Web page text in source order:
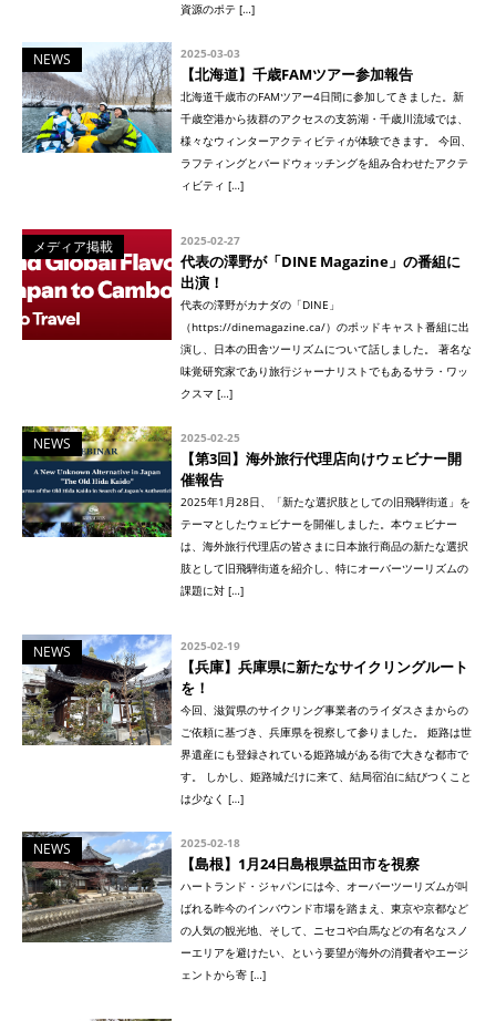
資源のポテ […]
NEWS 2025-03-03
【北海道】千歳FAMツアー参加報告
北海道千歳市のFAMツアー4日間に参加してきました。新
千歳空港から抜群のアクセスの支笏湖・千歳川流域では、
様々なウィンターアクティビティが体験できます。 今回、
ラフティングとバードウォッチングを組み合わせたアクテ
ィビティ […]
メディア掲載 2025-02-27
代表の澤野が「DINE Magazine」の番組に
出演！
代表の澤野がカナダの「DINE」
（https://dinemagazine.ca/）のポッドキャスト番組に出
演し、日本の田舎ツーリズムについて話しました。 著名な
味覚研究家であり旅行ジャーナリストでもあるサラ・ワッ
クスマ […]
NEWS 2025-02-25
【第3回】海外旅行代理店向けウェビナー開
催報告
2025年1月28日、「新たな選択肢としての旧飛騨街道」を
テーマとしたウェビナーを開催しました。本ウェビナー
は、海外旅行代理店の皆さまに日本旅行商品の新たな選択
肢として旧飛騨街道を紹介し、特にオーバーツーリズムの
課題に対 […]
NEWS 2025-02-19
【兵庫】兵庫県に新たなサイクリングルート
を！
今回、滋賀県のサイクリング事業者のライダスさまからの
ご依頼に基づき、兵庫県を視察して参りました。 姫路は世
界遺産にも登録されている姫路城がある街で大きな都市で
す。 しかし、姫路城だけに来て、結局宿泊に結びつくこと
は少なく […]
NEWS 2025-02-18
【島根】1月24日島根県益田市を視察
ハートランド・ジャパンには今、オーバーツーリズムが叫
ばれる昨今のインバウンド市場を踏まえ、東京や京都など
の人気の観光地、そして、ニセコや白馬などの有名なスノ
ーエリアを避けたい、という要望が海外の消費者やエージ
ェントから寄 […]